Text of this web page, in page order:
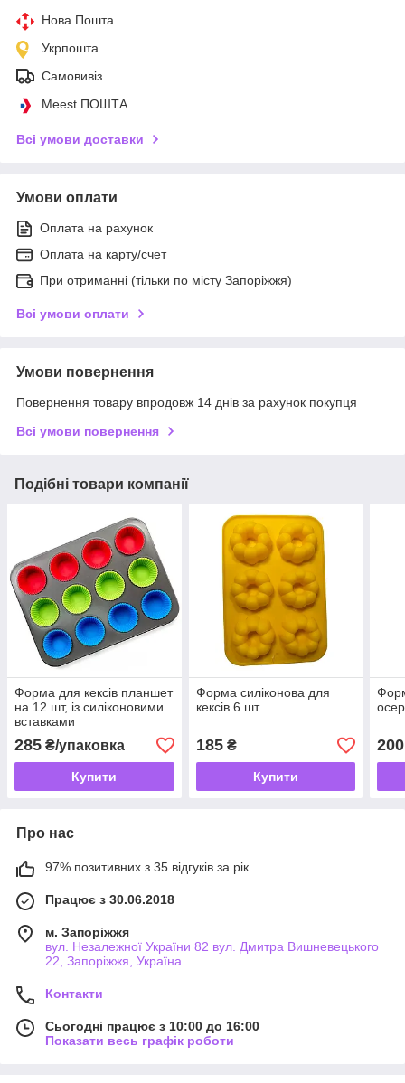
Нова Пошта
Укрпошта
Самовивіз
Meest ПОШТА
Всі умови доставки
Умови оплати
Оплата на рахунок
Оплата на карту/счет
При отриманні (тільки по місту Запоріжжя)
Всі умови оплати
Умови повернення
Повернення товару впродовж 14 днів за рахунок покупця
Всі умови повернення
Подібні товари компанії
Форма для кексів планшет
на 12 шт, із силіконовими
вставками
285 ₴/упаковка
Купити
Форма силіконова для
кексів 6 шт.
185₴
Купити
200
Про нас
97% позитивних з 35 відгуків за рік
Працює з 30.06.2018
м. Запоріжжя
вул. Незалежної України 82 вул. Дмитра Вишневецького
22, Запоріжжя, Україна
Контакти
Сьогодні працює з 10:00 до 16:00
Показати весь графік роботи